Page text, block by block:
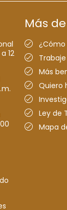
12
Más
Más
Quiero
Ley de
Mapa